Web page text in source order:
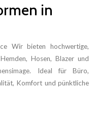
in
Wir bieten hochwertige,
Hosen, Blazer und
Ideal für Büro,
Komfort und pünktliche